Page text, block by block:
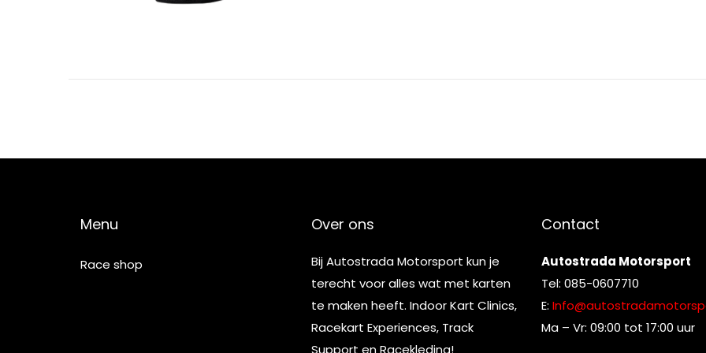
5
Menu
Race shop
Over ons
Bij Autostrada Motorsport kun je
terecht voor alles wat met karten
te maken heeft. Indoor Kart Clinics,
Racekart Experiences, Track
Support en Racekleding!
Contact
Autostrada Motorsport
Tel: 085-0607710
E:
Ma – Vr: 09:00 tot 17:00 uur